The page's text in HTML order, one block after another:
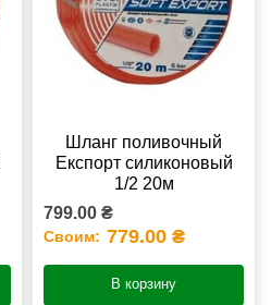
Шланг поливочный
Експорт силиконовый
1/2 20м
799.00 ₴
Своим: 779.00 ₴
В корзину